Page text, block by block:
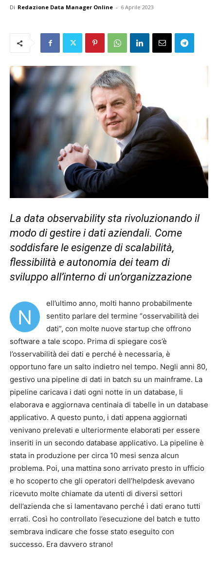
Di Redazione Data Manager Online - 6 Aprile 2023
La data observability sta rivoluzionando il
modo di gestire i dati aziendali. Come
soddisfare le esigenze di scalabilità,
flessibilità e autonomia dei team di
sviluppo all’interno di un’organizzazione
N
ell’ultimo anno, molti hanno probabilmente
sentito parlare del termine “osservabilità dei
dati”, con molte nuove startup che offrono
software a tale scopo. Prima di spiegare cos’è
l’osservabilità dei dati e perché è necessaria, è
opportuno fare un salto indietro nel tempo. Negli anni 80,
gestivo una pipeline di dati in batch su un mainframe. La
pipeline caricava i dati ogni notte in un database, li
elaborava e aggiornava centinaia di tabelle in un database
applicativo. A questo punto, i dati appena aggiornati
venivano prelevati e ulteriormente elaborati per essere
inseriti in un secondo database applicativo. La pipeline è
stata in produzione per circa 10 mesi senza alcun
problema. Poi, una mattina sono arrivato presto in ufficio
e ho scoperto che gli operatori dell’helpdesk avevano
ricevuto molte chiamate da utenti di diversi settori
dell’azienda che si lamentavano perché i dati erano tutti
errati. Così ho controllato l’esecuzione del batch e tutto
sembrava indicare che fosse stato eseguito con
successo. Era davvero strano!